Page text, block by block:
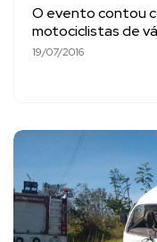
O evento contou
motociclistas de
19/07/2016